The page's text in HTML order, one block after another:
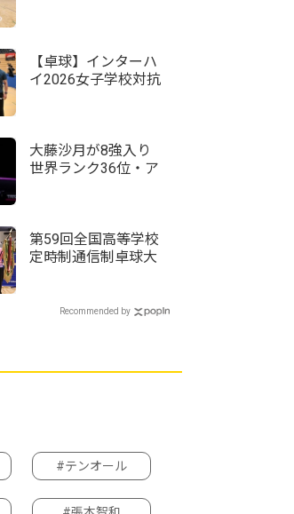
国高等学校定時制通
信制卓球大会＞
【卓球】インターハ
イ2026女子学校対抗
大藤沙月が8強入り
世界ランク36位・ア
第59回全国高等学校
定時制通信制卓球大
Recommended by
#テンオール